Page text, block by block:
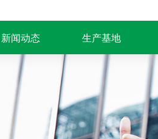
新闻动态 生产基地